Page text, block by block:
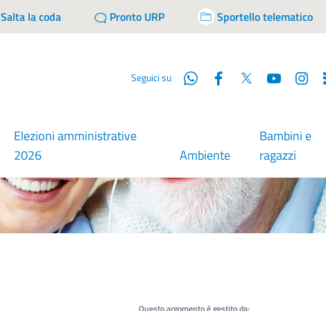
Salta la coda Pronto URP Sportello telematico
Seguici su WhatsappFacebook
Twitter YouTube
Elezioni amministrative
2026
Ambiente
Bambini e
ragazzi